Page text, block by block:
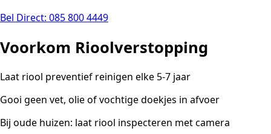
Bel Direct: 085 800 4449
Voorkom Rioolverstopping
Laat riool preventief reinigen elke 5-7 jaar
Gooi geen vet, olie of vochtige doekjes in afvoer
Bij oude huizen: laat riool inspecteren met camera